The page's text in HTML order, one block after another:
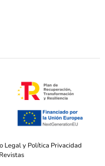
Legal y Política Privacidad
Revistas